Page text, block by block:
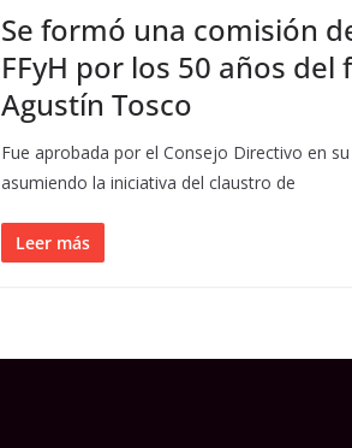
Se formó una comisión
FFyH por los 50 años
Agustín Tosco
Fue aprobada por el Consejo Directivo en
asumiendo la iniciativa del claustro de
Leer más